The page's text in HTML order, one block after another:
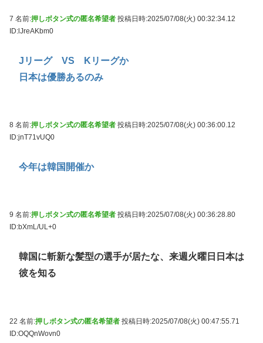
7 名前:押しボタン式の匿名希望者 投稿日時:2025/07/08(火) 00:32:34.12
ID:lJreAKbm0
Jリーグ VS Kリーグか
日本は優勝あるのみ
8 名前:押しボタン式の匿名希望者 投稿日時:2025/07/08(火) 00:36:00.12
ID:jnT71vUQ0
今年は韓国開催か
9 名前:押しボタン式の匿名希望者 投稿日時:2025/07/08(火) 00:36:28.80
ID:bXmL/UL+0
韓国に斬新な髪型の選手が居たな、来週火曜日日本は
彼を知る
22 名前:押しボタン式の匿名希望者 投稿日時:2025/07/08(火) 00:47:55.71
ID:OQQnWovn0